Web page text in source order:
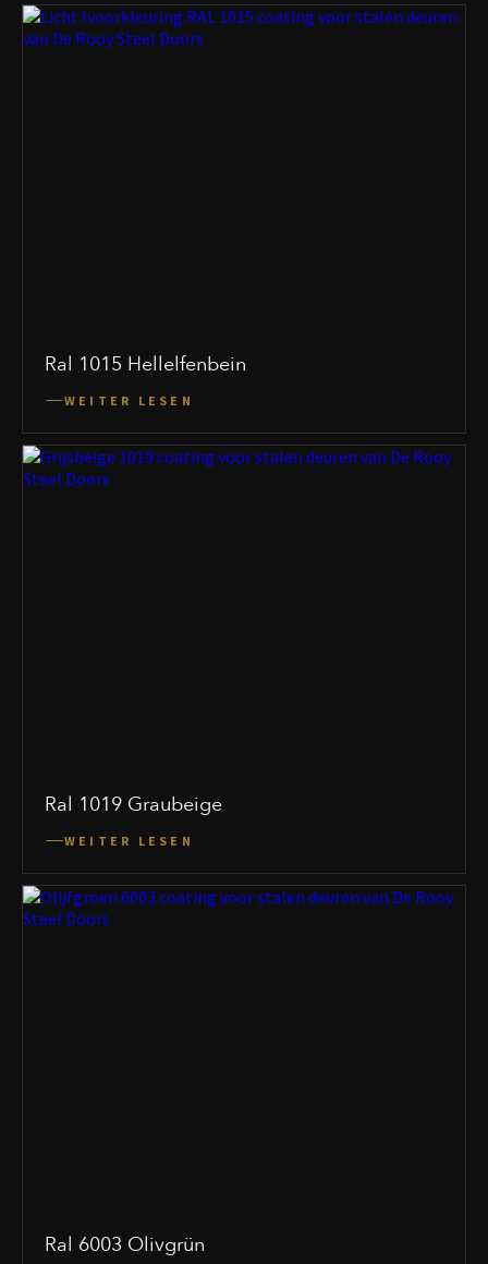
Ral 1015 Hellelfenbein
WEITER LESEN
Ral 1019 Graubeige
WEITER LESEN
Ral 6003 Olivgrün